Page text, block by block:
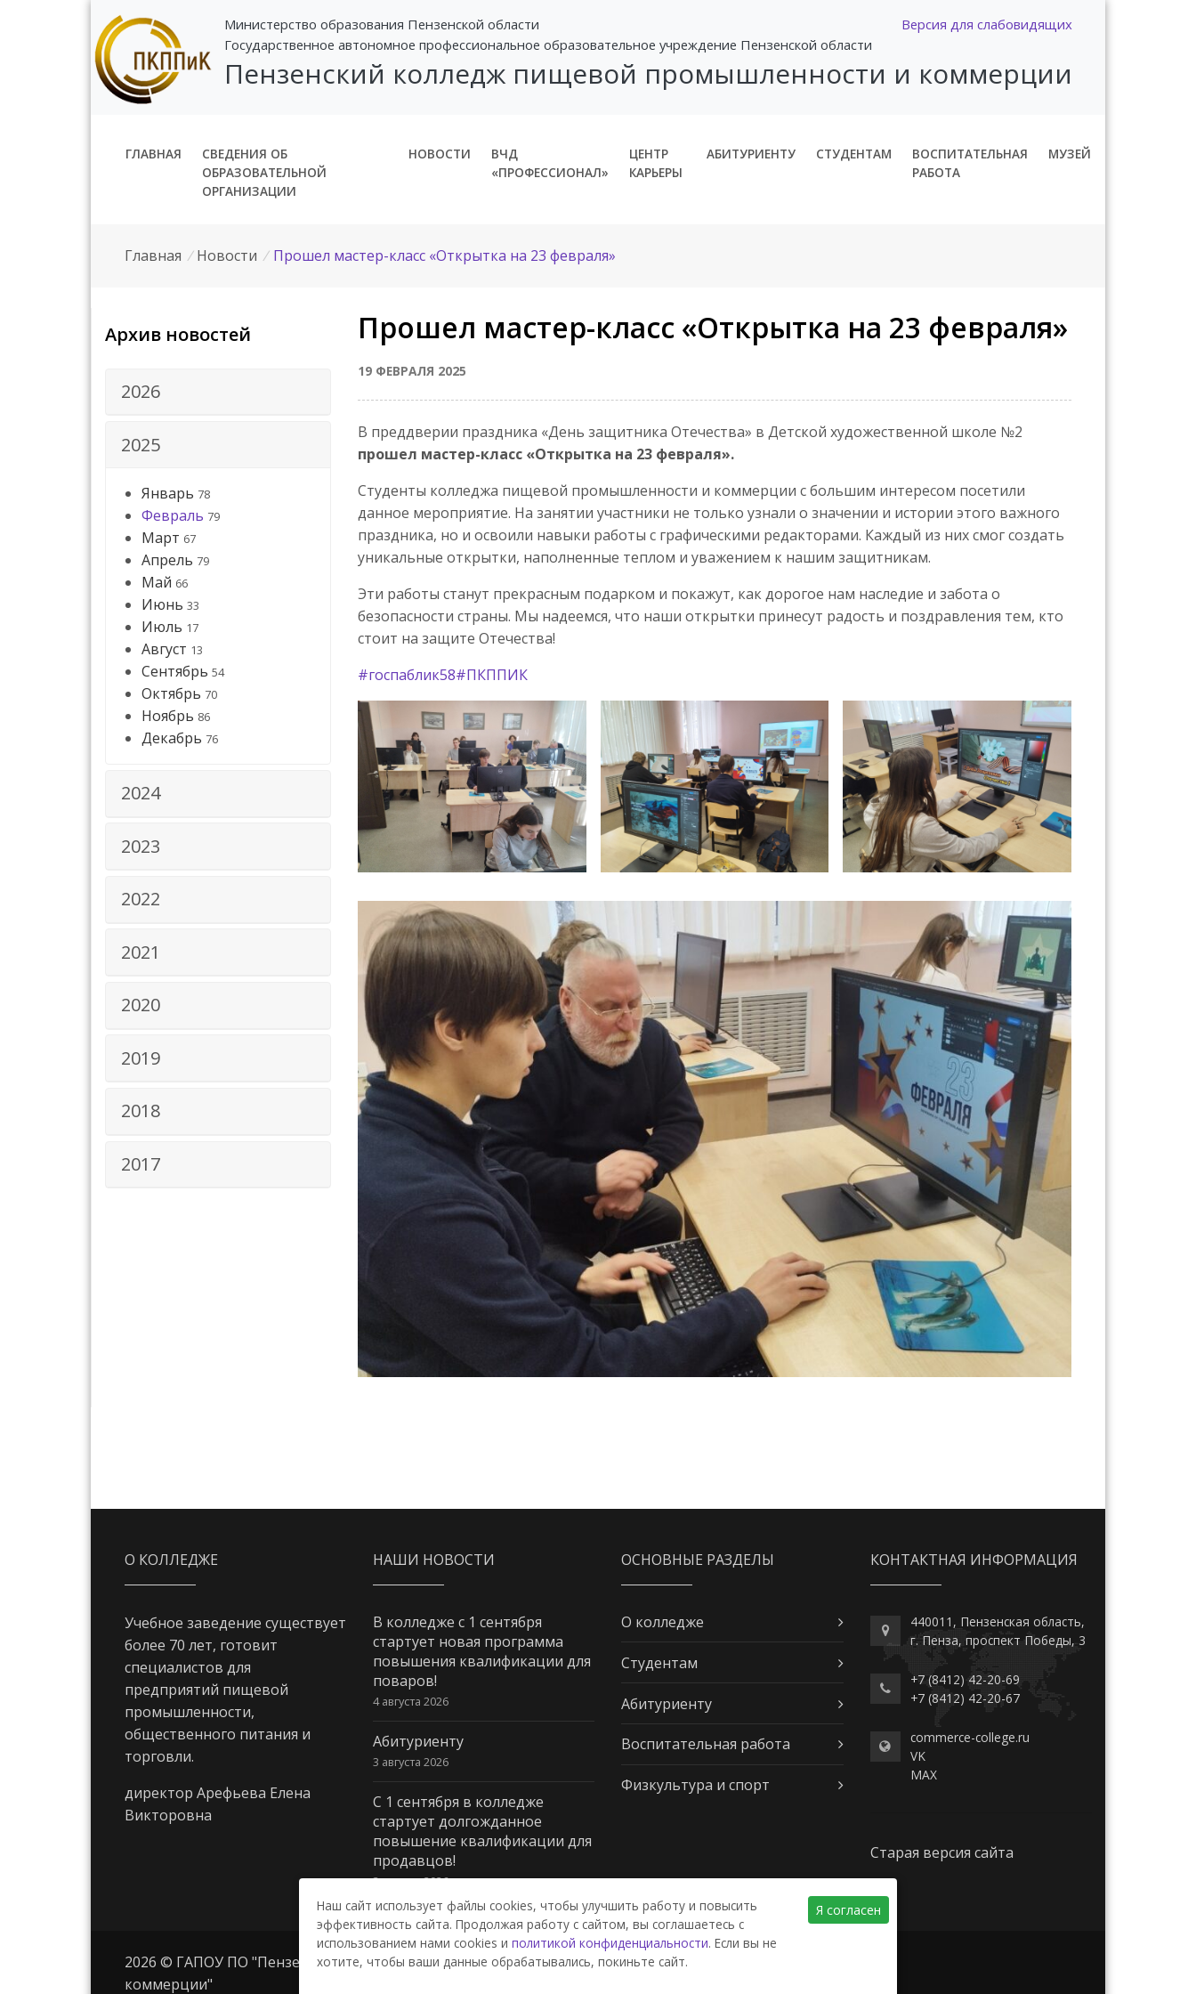
Версия для слабовидящих
Министерство образования Пензенской области
Государственное автономное профессиональное образовательное учреждение Пензенской области
Пензенский колледж пищевой промышленности и коммерции
ГЛАВНАЯ
СВЕДЕНИЯ ОБ
ОБРАЗОВАТЕЛЬНОЙ
ОРГАНИЗАЦИИ
НОВОСТИ
ВЧД
«ПРОФЕССИОНАЛ»
ЦЕНТР
КАРЬЕРЫ
АБИТУРИЕНТУ СТУДЕНТАМ
ВОСПИТАТЕЛЬНАЯ
РАБОТА
МУЗЕЙ
Главная / Новости / Прошел мастер-класс «Открытка на 23 февраля»
Архив новостей
2026
2025
Январь 78
Февраль 79
Март 67
Апрель 79
Май 66
Июнь 33
Июль 17
Август 13
Сентябрь 54
Октябрь 70
Ноябрь 86
Декабрь 76
2024
2023
2022
2021
2020
2019
2018
2017
Прошел мастер-класс «Открытка на 23 февраля»
19 ФЕВРАЛЯ 2025
В преддверии праздника «День защитника Отечества» в Детской художественной школе №2
прошел мастер-класс «Открытка на 23 февраля».
Студенты колледжа пищевой промышленности и коммерции с большим интересом посетили
данное мероприятие. На занятии участники не только узнали о значении и истории этого важного
праздника, но и освоили навыки работы с графическими редакторами. Каждый из них смог создать
уникальные открытки, наполненные теплом и уважением к нашим защитникам.
Эти работы станут прекрасным подарком и покажут, как дорогое нам наследие и забота о
безопасности страны. Мы надеемся, что наши открытки принесут радость и поздравления тем, кто
стоит на защите Отечества!
#госпаблик58#ПКППИК
О КОЛЛЕДЖЕ
Учебное заведение существует
более 70 лет, готовит
специалистов для
предприятий пищевой
промышленности,
общественного питания и
торговли.
директор Арефьева Елена
Викторовна
НАШИ НОВОСТИ
В колледже с 1 сентября
стартует новая программа
повышения квалификации для
поваров!
4 августа 2026
Абитуриенту
3 августа 2026
С 1 сентября в колледже
стартует долгожданное
повышение квалификации для
продавцов!
3 августа 2026
ОСНОВНЫЕ РАЗДЕЛЫ
О колледже
Студентам
Абитуриенту
Воспитательная работа
Физкультура и спорт
КОНТАКТНАЯ ИНФОРМАЦИЯ
440011, Пензенская область,
г. Пенза, проспект Победы, 3
+7 (8412) 42-20-69
+7 (8412) 42-20-67
commerce-college.ru
VK
MAX
Старая версия сайта
2026 © ГАПОУ ПО "Пензенский колледж пищевой промышленности и
коммерции"
Наш сайт использует файлы cookies, чтобы улучшить работу и повысить
эффективность сайта. Продолжая работу с сайтом, вы соглашаетесь с
использованием нами cookies и политикой конфиденциальности. Если вы не
хотите, чтобы ваши данные обрабатывались, покиньте сайт.
Я согласен